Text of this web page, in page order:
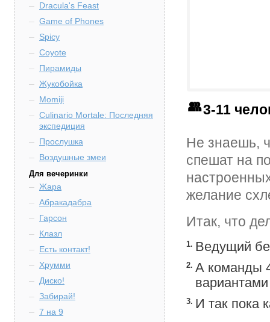
Dracula's Feast
Game of Phones
Spicy
Coyote
Пирамиды
Жукобойка
Momiji
Culinario Mortale: Последняя
экспедиция
Прослушка
Воздушные змеи
Для вечеринки
Жара
Абракадабра
Гарсон
Клазл
Есть контакт!
Хрумми
Диско!
Забирай!
7 на 9
3-11
Не знаешь,
спешат на
желание
Итак, что
Ведущий
1.
А команды
2.
И так пока
3.